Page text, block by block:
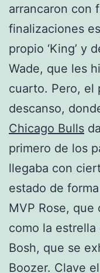
arrancaron con
finalizaciones
propio ‘King’ y
Wade, que les
cuarto. Pero, el
descanso,
Chicago Bulls
primero de los
llegaba con
estado de
MVP Rose,
como la
Bosh, que se
Boozer. Clave